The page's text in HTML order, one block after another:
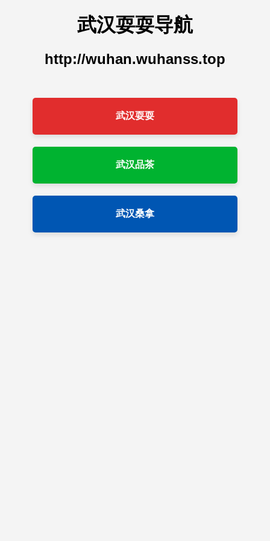
武汉耍耍导航
http://wuhan.wuhanss.top
武汉耍耍
武汉品茶
武汉桑拿